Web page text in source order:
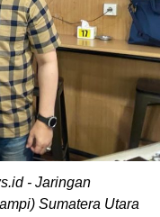
⁠- Jaringan
Sumatera Utara